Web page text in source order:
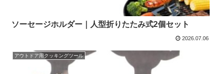
ソーセージホルダー｜人型折りたたみ式2個セット
2026.07.06
アウトドア用クッキングツール